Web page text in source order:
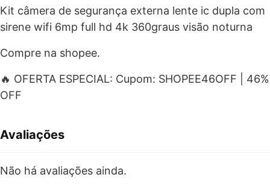
Kit câmera de segurança externa lente ic dupla com
sirene wifi 6mp full hd 4k 360graus visão noturna
Compre na shopee.
🔥 OFERTA ESPECIAL: Cupom: SHOPEE46OFF | 46%
OFF
Avaliações
Não há avaliações ainda.